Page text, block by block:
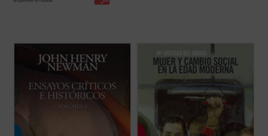
una serie de escritos sobre temas
diversos, principalmente de su época
forma dispersa, que Newman decidió
reunir después de su conversión al
catolicismo ... (ver ficha)
sociales durante la Edad Moderna hasta
nuestros días. Esta es la tesis principal de
este libro, tercero que sobre la historia de
la mujer ha escrito su autora, desde una
perspectiva ciertamente original e ...(ver